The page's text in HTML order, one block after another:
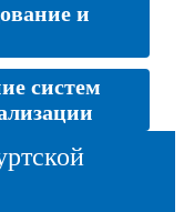
и
систем